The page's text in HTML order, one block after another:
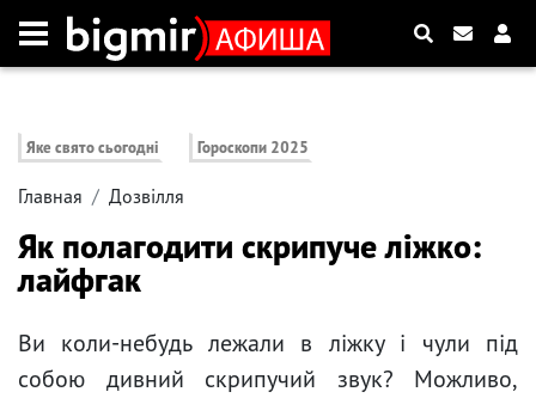
Яке свято сьогодні Гороскопи 2025
Главная Дозвілля
Як полагодити скрипуче ліжко:
лайфгак
Ви коли-небудь лежали в ліжку і чули під
собою дивний скрипучий звук? Можливо,